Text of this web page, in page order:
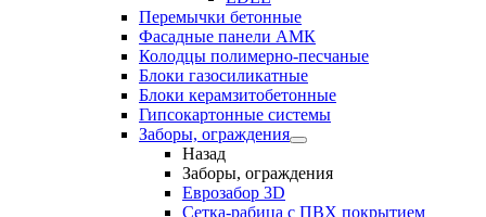
Перемычки бетонные
Фасадные панели АМК
Колодцы полимерно-песчаные
Блоки газосиликатные
Блоки керамзитобетонные
Гипсокартонные системы
Заборы, ограждения
Назад
Заборы, ограждения
Еврозабор 3D
Сетка-рабица с ПВХ покрытием